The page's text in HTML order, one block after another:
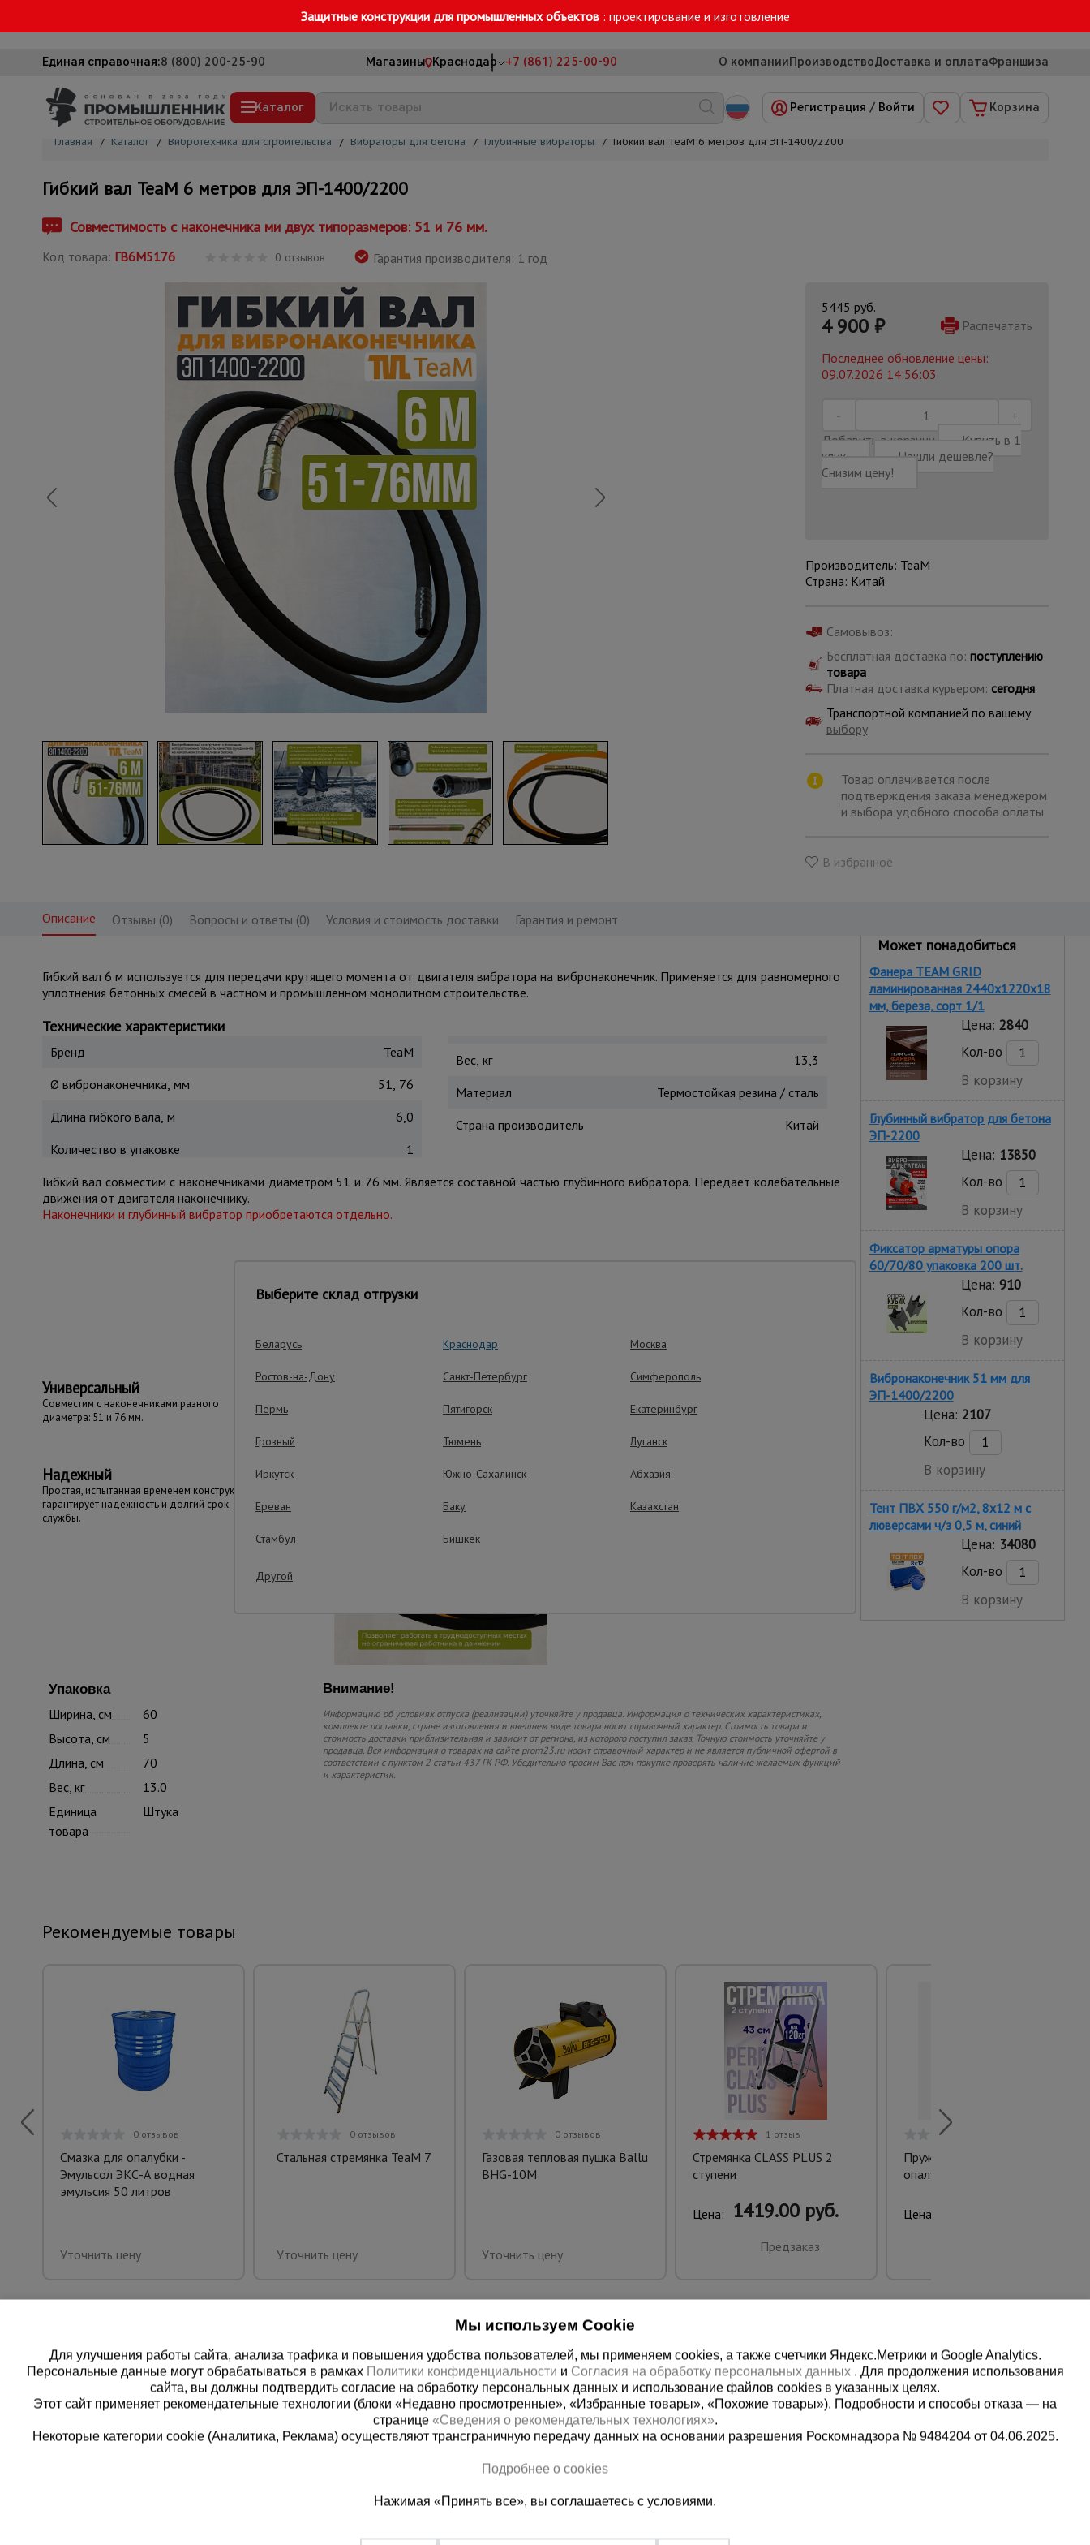
Защитные конструкции для промышленных объектов : проектирование и изготовление
Единая справочная:8 (800) 200-25-90 Магазины Краснодар +7 (861) 225-00-90 О компанииПроизводствоДоставка и оплатаФраншиза
Каталог
Вышки-туры
Сетка, тенты, брезенты
Грузоподъемное оборудование
Мусоропровод строительный
Фанера ламинированная
Вибротехника для строительства
Оборудование для работы с арматурой
Оборудование для бетонных работ
Техника для склада
Тачки строительные и садовые
Лестницы и стремянки
Штукатурные комплекты
Сварочные аппараты
Металл и металлообработка
всех
Регистрация / Войти Корзина
Главная / Каталог / Вибротехника для строительства / Вибраторы для бетона / Глубинные вибраторы / Гибкий вал TeaM 6 метров для ЭП-1400/2200
Гибкий вал TeaM 6 метров для ЭП-1400/2200
Совместимость с наконечника ми двух типоразмеров: 51 и 76 мм.
Код товара: ГВ6М5176 0 отзывов Гарантия производителя: 1 год
5445 руб.
4 900 ₽
Распечатать
Последнее обновление цены:
09.07.2026 14:56:03
Добавить в корзину
Купить в 1
клик
Нашли дешевле?
Снизим цену!
Производитель: TeaM
Страна: Китай
Самовывоз:
Бесплатная доставка по: поступлению
товара
Платная доставка курьером: сегодня
Транспортной компанией по вашему
выбору
Товар оплачивается после
подтверждения заказа менеджером
и выбора удобного способа оплаты
В избранное
Описание Отзывы (0) Вопросы и ответы (0) Условия и стоимость доставки Гарантия и ремонт
Гибкий вал 6 м используется для передачи крутящего момента от двигателя вибратора на вибронаконечник. Применяется для равномерного
уплотнения бетонных смесей в частном и промышленном монолитном строительстве.
Технические характеристики
Бренд
TeaM
Ø вибронаконечника, мм
51, 76
Длина гибкого вала, м
6,0
Количество в упаковке
1
Вес, кг
13,3
Материал
Термостойкая резина / сталь
Страна производитель
Китай
Гибкий вал совместим с наконечниками диаметром 51 и 76 мм. Является составной частью глубинного вибратора. Передает колебательные
движения от двигателя наконечнику.
Наконечники и глубинный вибратор приобретаются отдельно.
Важные преимущества – эффективная работа
Универсальный
Совместим с наконечниками разного
диаметра: 51 и 76 мм.
Надежный
Простая, испытанная временем конструкция
гарантирует надежность и долгий срок
службы.
Простая эксплуатация
Легко очищается, не требует для этого
специальных средств. При необходимости
Подходит к глубинным вибраторам
Упаковка
Ширина, см
60
Высота, см
5
Длина, см
70
Вес, кг
13.0
Единица
товара
Штука
Внимание!
Информацию об условиях отпуска (реализации) уточняйте у продавца. Информация о технических характеристиках,
комплекте поставки, стране изготовления и внешнем виде товара носит справочный характер. Стоимость товара и
стоимость доставки приблизительная и зависит от региона, из которого поступил заказ. Точную стоимость уточняйте у
продавца. Вся информация о товарах на сайте prom23.ru носит справочный характер и не является публичной офертой в
соответствии с пунктом 2 статьи 437 ГК РФ. Убедительно просим Вас при покупке проверять наличие желаемых функций
и характеристик.
Может понадобиться
Фанера TEAM GRID
ламинированная 2440х1220х18
мм, береза, сорт 1/1
Цена: 2840
Кол-во
В корзину
Глубинный вибратор для бетона
ЭП-2200
Цена: 13850
Кол-во
В корзину
Фиксатор арматуры опора
60/70/80 упаковка 200 шт.
Цена: 910
Кол-во
В корзину
Вибронаконечник 51 мм для
ЭП-1400/2200
Цена: 2107
Кол-во
В корзину
Тент ПВХ 550 г/м2, 8х12 м с
люверсами ч/з 0,5 м, синий
Цена: 34080
Кол-во
В корзину
Рекомендуемые товары
0 отзывов
Смазка для опалубки -
Эмульсол ЭКС-А водная
эмульсия 50 литров
Уточнить цену
0 отзывов
Стальная стремянка TeaM 7
Уточнить цену
0 отзывов
Газовая тепловая пушка Ballu
BHG-10M
Уточнить цену
1 отзыв
Стремянка CLASS PLUS 2
ступени
Цена: 1419.00 руб.
Предзаказ
Пружинный зажим для
опалубки TVT усиленный
Цена:
8 (800) 200-25-90
Заказать звонок
+7 (861) 225-00-90
Заказать звонок
Мы в социальных сетях:
Выберите склад отгрузки
Беларусь Краснодар Москва
Ростов-на-Дону Санкт-Петербург Симферополь
Пермь Пятигорск Екатеринбург
Грозный Тюмень Луганск
Иркутск Южно-Сахалинск Абхазия
Ереван Баку Казахстан
Стамбул Бишкек
Другой
Мы используем Cookie
Для улучшения работы сайта, анализа трафика и повышения удобства пользователей, мы применяем cookies, а также счетчики Яндекс.Метрики и Google Analytics.
Персональные данные могут обрабатываться в рамках Политики конфиденциальности и Согласия на обработку персональных данных . Для продолжения использования
сайта, вы должны подтвердить согласие на обработку персональных данных и использование файлов cookies в указанных целях.
Этот сайт применяет рекомендательные технологии (блоки «Недавно просмотренные», «Избранные товары», «Похожие товары»). Подробности и способы отказа — на
странице «Сведения о рекомендательных технологиях».
Некоторые категории cookie (Аналитика, Реклама) осуществляют трансграничную передачу данных на основании разрешения Роскомнадзора № 9484204 от 04.06.2025.
Подробнее о cookies
Нажимая «Принять все», вы соглашаетесь с условиями.